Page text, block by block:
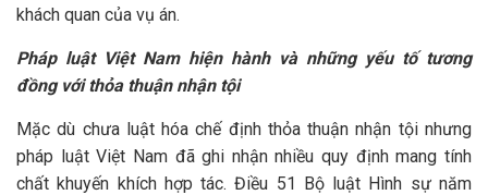
khách quan của vụ án.
Pháp luật Việt Nam hiện hành và những yếu tố tương
đồng với thỏa thuận nhận tội
Mặc dù chưa luật hóa chế định thỏa thuận nhận tội nhưng
pháp luật Việt Nam đã ghi nhận nhiều quy định mang tính
chất khuyến khích hợp tác. Điều 51 Bộ luật Hình sự năm